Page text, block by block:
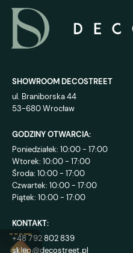
SHOWROOM DECOSTREET
ul. Braniborska 44
53-680 Wrocław
GODZINY OTWARCIA:
Poniedziałek: 10:00 - 17:00
Wtorek: 10:00 - 17:00
Środa: 10:00 - 17:00
Czwartek: 10:00 - 17:00
Piątek: 10:00 - 17:00
KONTAKT:
+48 792 802 839
sklep@decostreet.pl
4.9